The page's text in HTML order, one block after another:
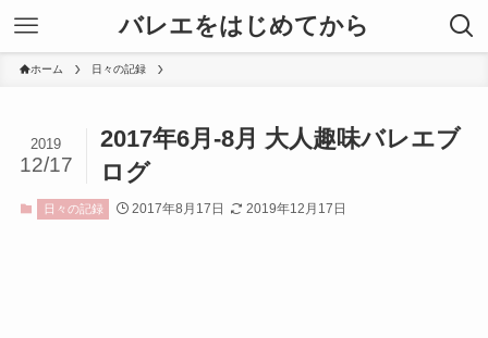
バレエをはじめてから
ホーム 日々の記録
2017年6月-8月 大人趣味バレエブ
ログ
2019
12/17
日々の記録 2017年8月17日 2019年12月17日